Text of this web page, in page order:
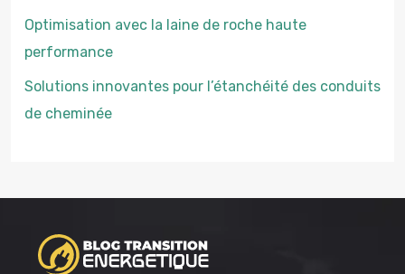
Optimisation avec la laine de roche haute
performance
Solutions innovantes pour l’étanchéité des conduits
de cheminée